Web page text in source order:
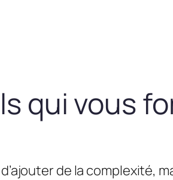
qui vous
d’ajouter de la complexité,